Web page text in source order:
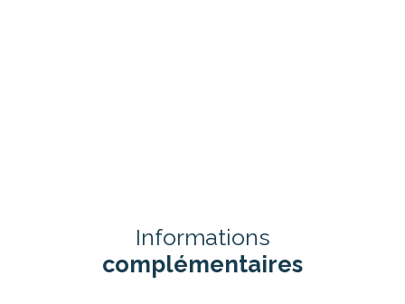
Informations
complémentaires